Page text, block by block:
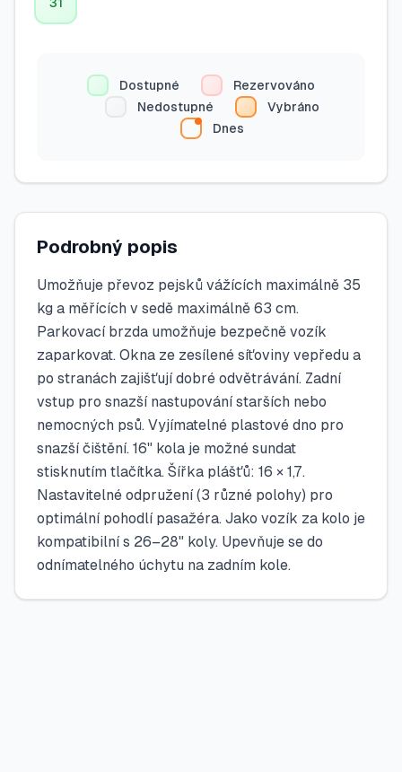
Dostupné
Rezervováno
Nedostupné
Vybráno
Dnes
Podrobný popis
Umožňuje převoz pejsků vážících maximálně 35
kg a měřících v sedě maximálně 63 cm.
Parkovací brzda umožňuje bezpečně vozík
zaparkovat. Okna ze zesílené síťoviny vepředu a
po stranách zajišťují dobré odvětrávání. Zadní
vstup pro snazší nastupování starších nebo
nemocných psů. Vyjímatelné plastové dno pro
snazší čištění. 16" kola je možné sundat
stisknutím tlačítka. Šířka plášťů: 16 × 1,7.
Nastavitelné odpružení (3 různé polohy) pro
optimální pohodlí pasažéra. Jako vozík za kolo je
kompatibilní s 26–28" koly. Upevňuje se do
odnímatelného úchytu na zadním kole.